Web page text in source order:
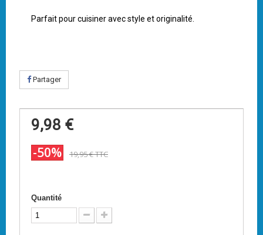
Parfait pour cuisiner avec style et originalité.
Partager
9,98 €
-50% 19,95 €TTC
Quantité